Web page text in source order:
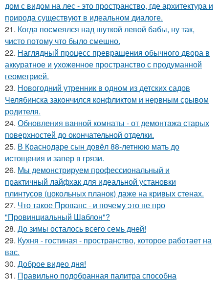
дом с видом на лес - это пространство, где архитектура и
природа существуют в идеальном диалоге.
21. Когда посмеялся над шуткой левой бабы, ну так,
чисто потому что было смешно.
22. Наглядный процесс превращения обычного двора в
аккуратное и ухоженное пространство с продуманной
геометрией.
23. Новогодний утренник в одном из детских садов
Челябинска закончился конфликтом и нервным срывом
родителя.
24. Обновления ванной комнаты - от демонтажа старых
поверхностей до окончательной отделки.
25. В Краснодаре сын довёл 88-летнюю мать до
истощения и запер в грязи.
26. Мы демонстрируем профессиональный и
практичный лайфхак для идеальной установки
плинтусов (цокольных планок) даже на кривых стенах.
27. Что такое Прованс - и почему это не про
"Провинциальный Шаблон"?
28. До зимы осталось всего семь дней!
29. Кухня - гостиная - пространство, которое работает на
вас.
30. Доброе видео дня!
31. Правильно подобранная палитра способна